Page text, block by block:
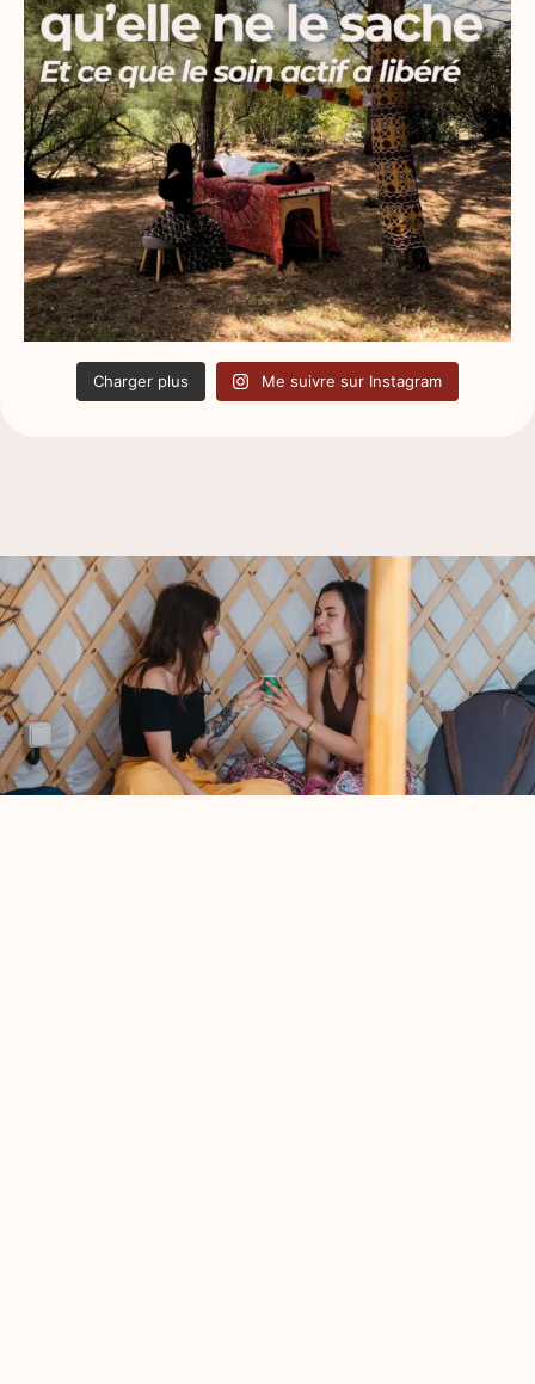
Charger plus Me suivre sur Instagram